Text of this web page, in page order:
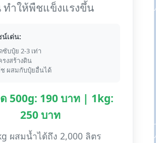
ทำให้พืชแข็งแรงขึ้น
น์เด่น:
ซับปุ๋ย 2-3 เท่า
รงสร้างดิน
ช ผสมกับปุ๋ยอื่นได้
500g: 190 บาท | 1kg:
250 บาท
ผสมน้ำได้ถึง 2,000 ลิตร